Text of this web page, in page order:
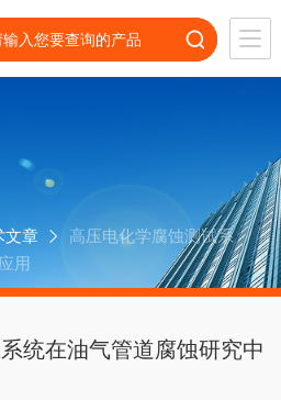
文章
高压电化学腐蚀测试系
用
统在油气管道腐蚀研究中